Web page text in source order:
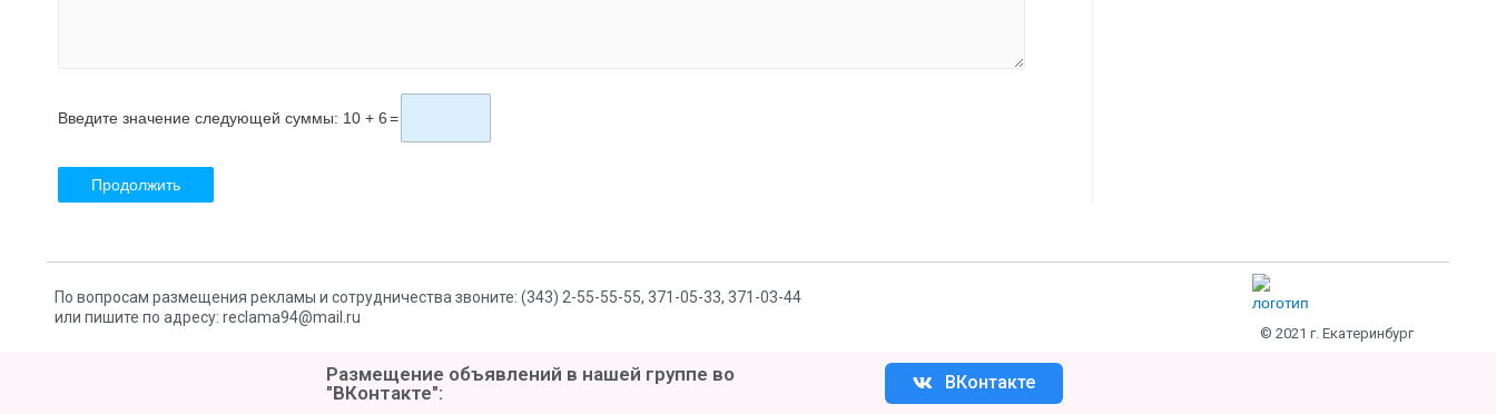
Введите значение следующей суммы: 10 + 6=
По вопросам размещения рекламы и сотрудничества звоните: (343) 2-55-55-55, 371-05-33, 371-03-44
или пишите по адресу: reclama94@mail.ru
© 2021 г. Екатеринбург
Размещение объявлений в нашей группе во
"ВКонтакте":
ВКонтакте